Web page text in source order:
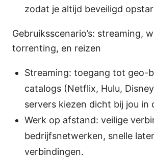
zodat je altijd beveiligd
Gebruiksscenario’s: streaming,
torrenting, en reizen
Streaming: toegang tot geo-
catalogs (Netflix, Hulu,
servers kiezen dicht bij jou in
Werk op afstand: veilige
bedrijfsnetwerken, snelle
verbindingen.